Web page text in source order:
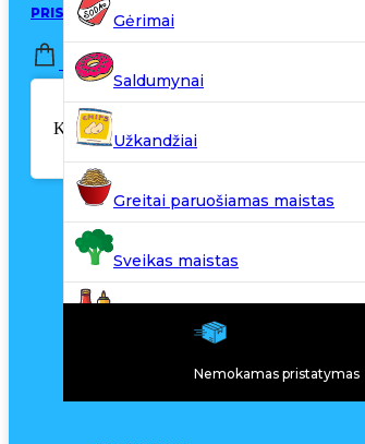
PRISIJUNGTI / REGISTRUOTIS
0,00€
Krepšelyje nėra produktų.
Gėrimai
Saldumynai
Užkandžiai
Greitai paruošiamas maistas
Sveikas maistas
Kiti produktai
Nemokamas pristatymas